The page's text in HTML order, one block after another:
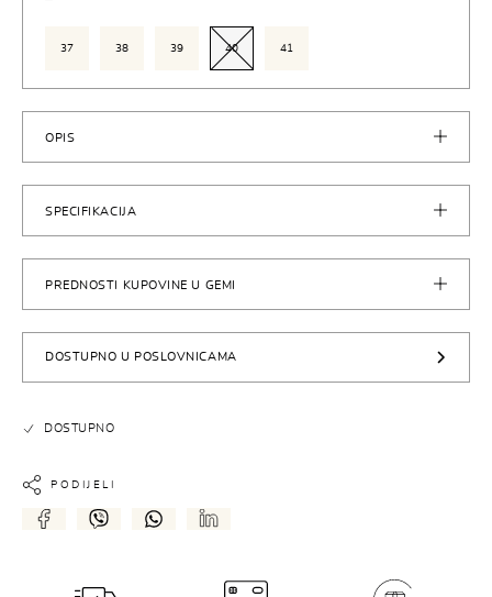
37 38 39 40 41
OPIS
SPECIFIKACIJA
PREDNOSTI KUPOVINE U GEMI
DOSTUPNO U POSLOVNICAMA
DOSTUPNO
PODIJELI